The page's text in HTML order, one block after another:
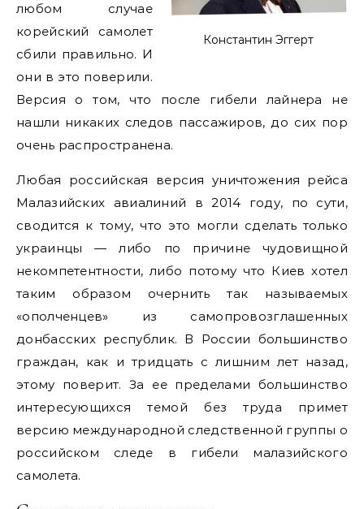
Константин Эггерт
любом случае
корейский самолет
сбили правильно. И
они в это поверили.
Версия о том, что после гибели лайнера не
нашли никаких следов пассажиров, до сих пор
очень распространена.
Любая российская версия уничтожения рейса
Малазийских авиалиний в 2014 году, по сути,
сводится к тому, что это могли сделать только
украинцы — либо по причине чудовищной
некомпетентности, либо потому что Киев хотел
таким образом очернить так называемых
«ополченцев» из самопровозглашенных
донбасских республик. В России большинство
граждан, как и тридцать с лишним лет назад,
этому поверит. За ее пределами большинство
интересующихся темой без труда примет
версию международной следственной группы о
российском следе в гибели малазийского
самолета.